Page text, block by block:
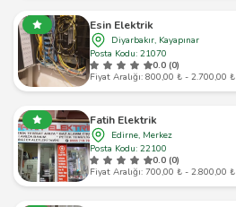
Esin Elektrik
Diyarbakır, Kayapınar
Posta Kodu: 21070
0.0 (0)
Fiyat Aralığı: 800,00 ₺ - 2.700,00 ₺
Fatih Elektrik
Edirne, Merkez
Posta Kodu: 22100
0.0 (0)
Fiyat Aralığı: 700,00 ₺ - 2.800,00 ₺